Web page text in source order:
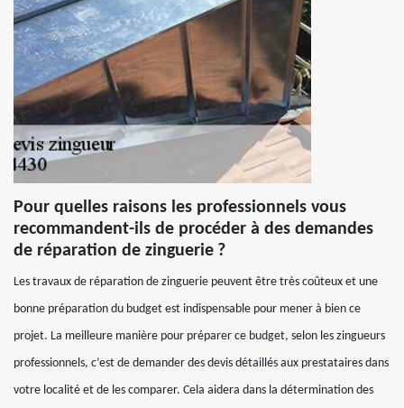
Pour quelles raisons les professionnels vous
recommandent-ils de procéder à des demandes
de réparation de zinguerie ?
Les travaux de réparation de zinguerie peuvent être très coûteux et une
bonne préparation du budget est indispensable pour mener à bien ce
projet. La meilleure manière pour préparer ce budget, selon les zingueurs
professionnels, c’est de demander des devis détaillés aux prestataires dans
votre localité et de les comparer. Cela aidera dans la détermination des